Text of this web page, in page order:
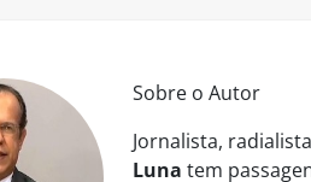
Sobre o Autor
Jornalista,
Luna tem